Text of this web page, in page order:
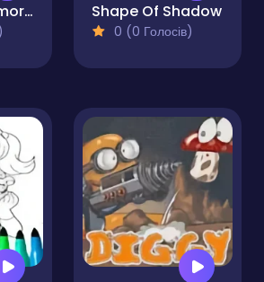
Magician Memory Match Shape Of Shadow
0 (0 Голосів)